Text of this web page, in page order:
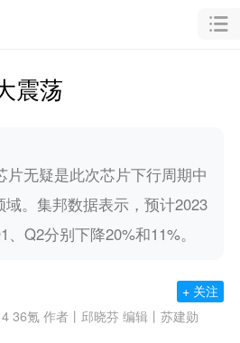
震荡
片无疑是此次芯片下行周期中
。集邦数据表示，预计2023
Q2分别下降20%和11%。
36氪 作者丨邱晓芬 编辑丨苏建勋
+ 关注